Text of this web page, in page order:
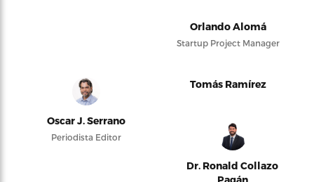
Orlando Alomá
Startup Project Manager
Oscar J. Serrano
Periodista Editor
Tomás Ramírez
Dr. Ronald Collazo
Pagán